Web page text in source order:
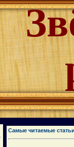
Самые читаемые